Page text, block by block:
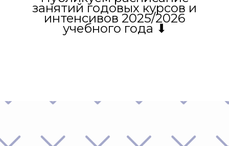
занятий годовых курсов и
интенсивов 2025/2026
учебного года ⬇